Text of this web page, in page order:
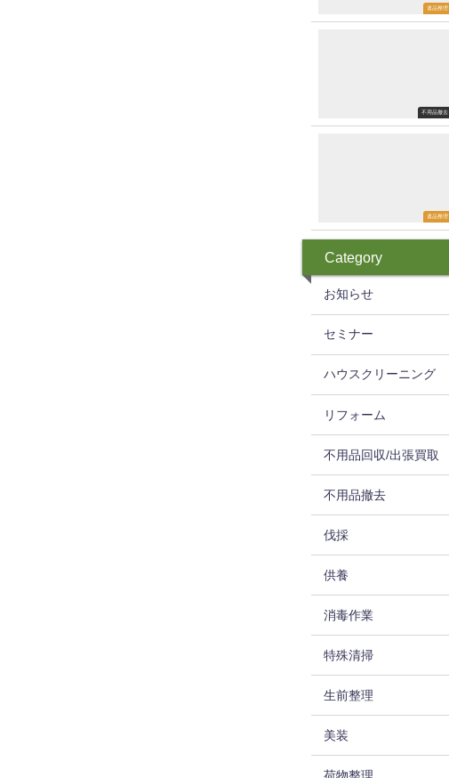
遺品整理
不用品撤去
遺品整理
Category
お知らせ
セミナー
ハウスクリーニング
リフォーム
不用品回収/出張買取
不用品撤去
伐採
供養
消毒作業
特殊清掃
生前整理
美装
荷物整理